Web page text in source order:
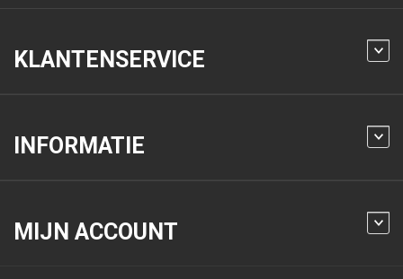
KLANTENSERVICE
INFORMATIE
MIJN ACCOUNT